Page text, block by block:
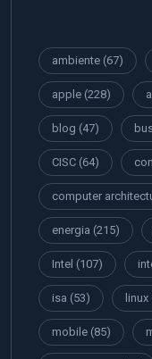
ambiente (67)
apple (228)
blog (47)
CISC (64)
computer
energia (215)
Intel (107)
isa (53) linux
mobile (85)